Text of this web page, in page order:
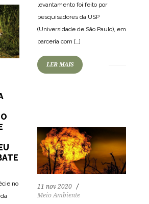
levantamento foi feito por
pesquisadores da USP
(Universidade de São Paulo), em
parceria com […]
LER MAIS
no
11 nov 2020
Meio Ambiente
59 949